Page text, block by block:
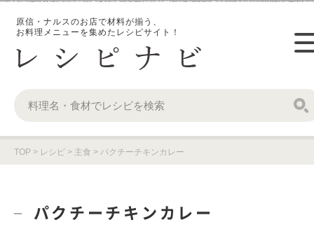
原信・ナルスのお店で材料が揃う、
お料理メニューを集めたレシピサイト！
TOP > レシピ > 主食 > パクチーチキンカレー
パクチーチキンカレー